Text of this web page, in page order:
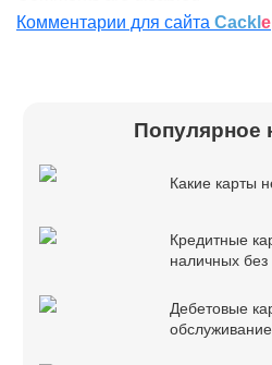
Комментарии для сайта Cackl e
Популярное
Какие карты
Кредитные
наличных без
Дебетовые